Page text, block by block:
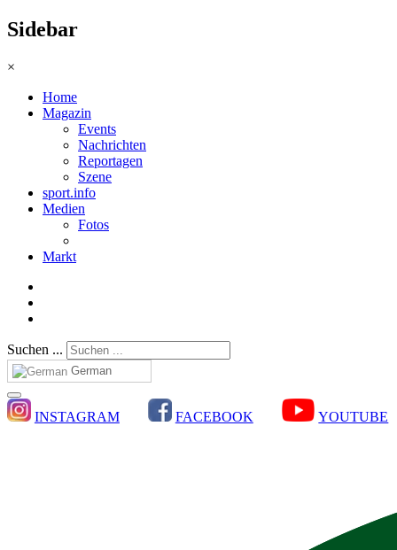
Sidebar
×
Home
Magazin
Events
Nachrichten
Reportagen
Szene
sport.info
Medien
Fotos
Markt
Suchen ...
German
INSTAGRAM FACEBOOK YOUTUBE